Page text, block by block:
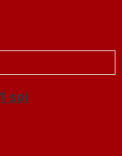
soi